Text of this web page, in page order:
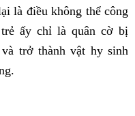
là điều không thể công
ấy chỉ là quân cờ bị
trở thành vật hy sinh